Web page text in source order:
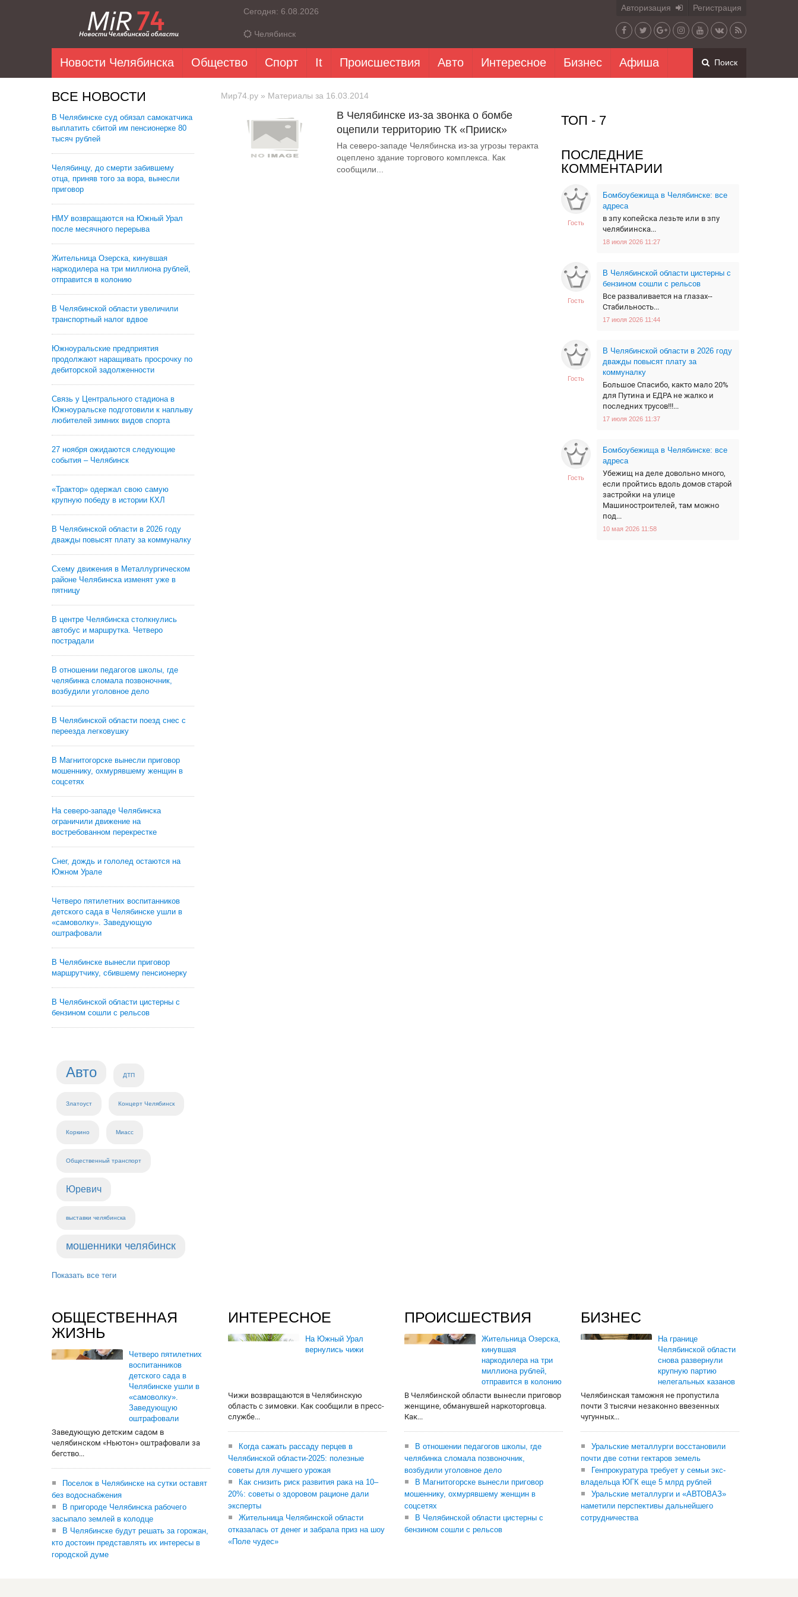
Сегодня: 6.08.2026
Челябинск
Авторизация Регистрация
Новости Челябинска Общество Спорт It Происшествия Авто Интересное Бизнес Афиша Поиск
ВСЕ НОВОСТИ
В Челябинске суд обязал самокатчика
выплатить сбитой им пенсионерке 80
тысяч рублей
Челябинцу, до смерти забившему
отца, приняв того за вора, вынесли
приговор
НМУ возвращаются на Южный Урал
после месячного перерыва
Жительница Озерска, кинувшая
наркодилера на три миллиона рублей,
отправится в колонию
В Челябинской области увеличили
транспортный налог вдвое
Южноуральские предприятия
продолжают наращивать просрочку по
дебиторской задолженности
Связь у Центрального стадиона в
Южноуральске подготовили к наплыву
любителей зимних видов спорта
27 ноября ожидаются следующие
события – Челябинск
«Трактор» одержал свою самую
крупную победу в истории КХЛ
В Челябинской области в 2026 году
дважды повысят плату за коммуналку
Схему движения в Металлургическом
районе Челябинска изменят уже в
пятницу
В центре Челябинска столкнулись
автобус и маршрутка. Четверо
пострадали
В отношении педагогов школы, где
челябинка сломала позвоночник,
возбудили уголовное дело
В Челябинской области поезд снес с
переезда легковушку
В Магнитогорске вынесли приговор
мошеннику, охмурявшему женщин в
соцсетях
На северо-западе Челябинска
ограничили движение на
востребованном перекрестке
Снег, дождь и гололед остаются на
Южном Урале
Четверо пятилетних воспитанников
детского сада в Челябинске ушли в
«самоволку». Заведующую
оштрафовали
В Челябинске вынесли приговор
маршрутчику, сбившему пенсионерку
В Челябинской области цистерны с
бензином сошли с рельсов
Авто ДТП
Златоуст Концерт Челябинск
Коркино Миасс
Общественный транспорт
Юревич
выставки челябинска
мошенники челябинск
Показать все теги
ТОП - 7
ПОСЛЕДНИЕ
КОММЕНТАРИИ
Гость
Бомбоубежища в Челябинске: все
адреса
в зпу копейска лезьте или в зпу
челябиинска...
18 июля 2026 11:27
Гость
В Челябинской области цистерны с
бензином сошли с рельсов
Все разваливается на глазах--
Стабильность...
17 июля 2026 11:44
Гость
В Челябинской области в 2026 году
дважды повысят плату за
коммуналку
Большое Спасибо, както мало 20%
для Путина и ЕДРА не жалко и
последних трусов!!!...
17 июля 2026 11:37
Гость
Бомбоубежища в Челябинске: все
адреса
Убежищ на деле довольно много,
если пройтись вдоль домов старой
застройки на улице
Машиностроителей, там можно
под...
10 мая 2026 11:58
Мир74.ру » Материалы за 16.03.2014
В Челябинске из-за звонка о бомбе
оцепили территорию ТК «Прииск»
На северо-западе Челябинска из-за угрозы теракта
оцеплено здание торгового комплекса. Как
сообщили...
ОБЩЕСТВЕННАЯ
ЖИЗНЬ
Четверо пятилетних
воспитанников
детского сада в
Челябинске ушли в
«самоволку».
Заведующую
оштрафовали
Заведующую детским садом в
челябинском «Ньютон» оштрафовали за
бегство...
Поселок в Челябинске на сутки оставят
без водоснабжения
В пригороде Челябинска рабочего
засыпало землей в колодце
В Челябинске будут решать за горожан,
кто достоин представлять их интересы в
городской думе
ИНТЕРЕСНОЕ
На Южный Урал
вернулись чижи
Чижи возвращаются в Челябинскую
область с зимовки. Как сообщили в пресс-
службе...
Когда сажать рассаду перцев в
Челябинской области-2025: полезные
советы для лучшего урожая
Как снизить риск развития рака на 10–
20%: советы о здоровом рационе дали
эксперты
Жительница Челябинской области
отказалась от денег и забрала приз на шоу
«Поле чудес»
ПРОИСШЕСТВИЯ
Жительница Озерска,
кинувшая
наркодилера на три
миллиона рублей,
отправится в колонию
В Челябинской области вынесли приговор
женщине, обманувшей наркоторговца.
Как...
В отношении педагогов школы, где
челябинка сломала позвоночник,
возбудили уголовное дело
В Магнитогорске вынесли приговор
мошеннику, охмурявшему женщин в
соцсетях
В Челябинской области цистерны с
бензином сошли с рельсов
БИЗНЕС
На границе
Челябинской области
снова развернули
крупную партию
нелегальных казанов
Челябинская таможня не пропустила
почти 3 тысячи незаконно ввезенных
чугунных...
Уральские металлурги восстановили
почти две сотни гектаров земель
Генпрокуратура требует у семьи экс-
владельца ЮГК еще 5 млрд рублей
Уральские металлурги и «АВТОВАЗ»
наметили перспективы дальнейшего
сотрудничества